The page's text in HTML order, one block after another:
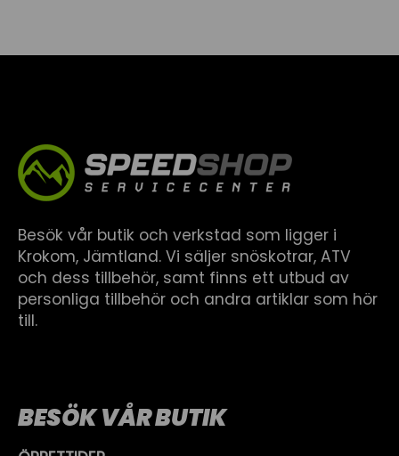
Besök vår butik och verkstad som ligger i
Krokom, Jämtland. Vi säljer snöskotrar, ATV
och dess tillbehör, samt finns ett utbud av
personliga tillbehör och andra artiklar som hör
till.
BESÖK VÅR BUTIK